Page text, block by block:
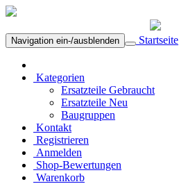
Navigation ein-/ausblenden Startseite
Kategorien
Ersatzteile Gebraucht
Ersatzteile Neu
Baugruppen
Kontakt
Registrieren
Anmelden
Shop-Bewertungen
Warenkorb